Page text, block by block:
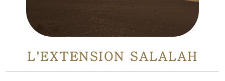
L'EXTENSION SALALAH